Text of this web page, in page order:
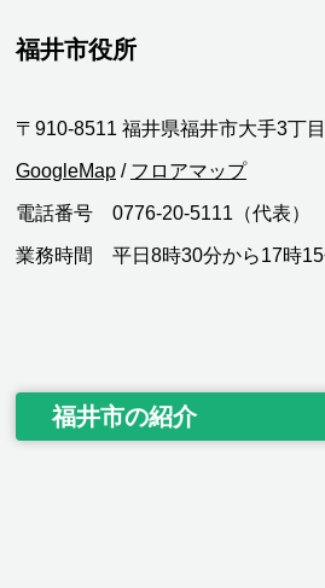
福井市役所
〒910-8511 福井県福井市大手3丁
GoogleMap / フロアマップ
電話番号 0776-20-5111（代表）
業務時間 平日8時30分から17時
福井市の紹介